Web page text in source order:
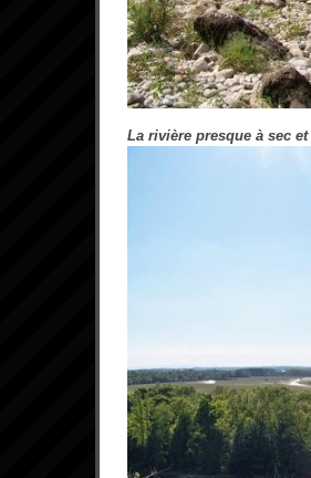
La rivière presque à sec